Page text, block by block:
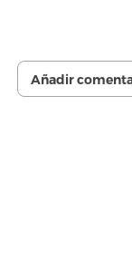
Añadir